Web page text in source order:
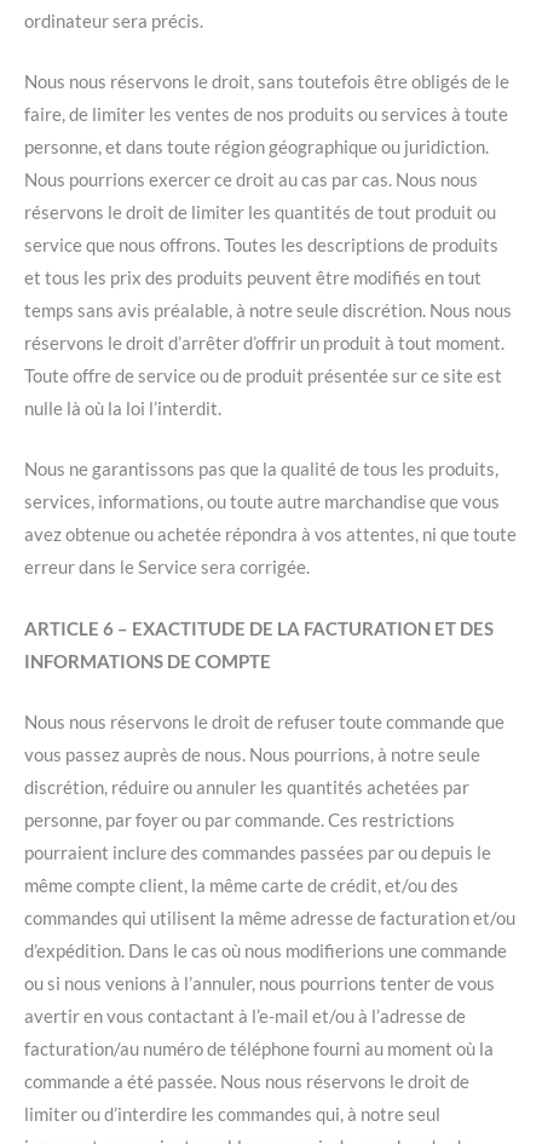
ordinateur sera précis.
Nous nous réservons le droit, sans toutefois être obligés de le
faire, de limiter les ventes de nos produits ou services à toute
personne, et dans toute région géographique ou juridiction.
Nous pourrions exercer ce droit au cas par cas. Nous nous
réservons le droit de limiter les quantités de tout produit ou
service que nous offrons. Toutes les descriptions de produits
et tous les prix des produits peuvent être modifiés en tout
temps sans avis préalable, à notre seule discrétion. Nous nous
réservons le droit d’arrêter d’offrir un produit à tout moment.
Toute offre de service ou de produit présentée sur ce site est
nulle là où la loi l’interdit.
Nous ne garantissons pas que la qualité de tous les produits,
services, informations, ou toute autre marchandise que vous
avez obtenue ou achetée répondra à vos attentes, ni que toute
erreur dans le Service sera corrigée.
ARTICLE 6 – EXACTITUDE DE LA FACTURATION ET DES
INFORMATIONS DE COMPTE
Nous nous réservons le droit de refuser toute commande que
vous passez auprès de nous. Nous pourrions, à notre seule
discrétion, réduire ou annuler les quantités achetées par
personne, par foyer ou par commande. Ces restrictions
pourraient inclure des commandes passées par ou depuis le
même compte client, la même carte de crédit, et/ou des
commandes qui utilisent la même adresse de facturation et/ou
d’expédition. Dans le cas où nous modifierions une commande
ou si nous venions à l’annuler, nous pourrions tenter de vous
avertir en vous contactant à l’e-mail et/ou à l’adresse de
facturation/au numéro de téléphone fourni au moment où la
commande a été passée. Nous nous réservons le droit de
limiter ou d’interdire les commandes qui, à notre seul